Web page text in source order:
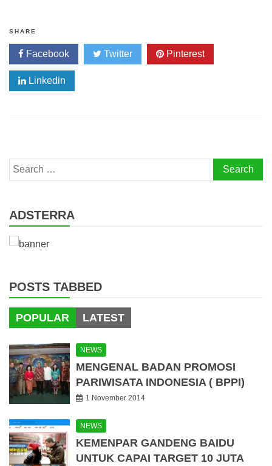
SHARE
Facebook Twitter Pinterest
Linkedin
Search
for:
ADSTERRA
POSTS TABBED
POPULAR LATEST
NEWS
MENGENAL BADAN PROMOSI
PARIWISATA INDONESIA ( BPPI)
1 November 2014
NEWS
KEMENPAR GANDENG BAIDU
UNTUK CAPAI TARGET 10 JUTA